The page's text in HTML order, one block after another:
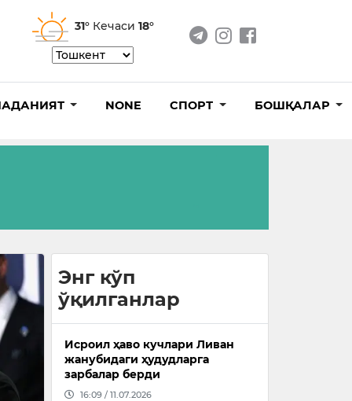
31° Кечаси 18°
NONE СПОРТ БОШҚАЛАР
Энг кўп
ўқилганлар
Исроил ҳаво кучлари Ливан
жанубидаги ҳудудларга
зарбалар берди
16:09 / 11.07.2026